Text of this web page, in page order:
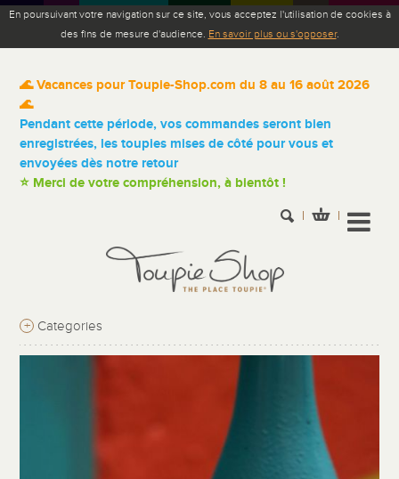
En poursuivant votre navigation sur ce site, vous acceptez l'utilisation de cookies à
des fins de mesure d'audience. En savoir plus ou s'opposer.
🌊 Vacances pour Toupie-Shop.com du 8 au 16 août 2026
🌊
Pendant cette période, vos commandes seront bien
enregistrées, les toupies mises de côté pour vous et
envoyées dès notre retour
⭐ Merci de votre compréhension, à bientôt !
+ Categories